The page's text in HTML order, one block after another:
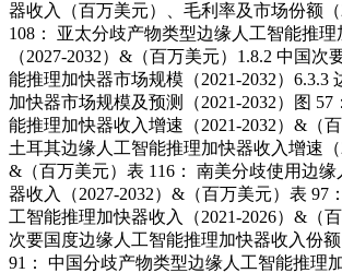
器收入（百万美元）、毛利率及市场份额（
108： 亚太分歧产物类型边缘人工智能推理
（2027-2032）&（百万美元）1.8.2 中国次
能推理加快器市场规模（2021-2032）6.3.3
加快器市场规模及预测（2021-2032）图 57
能推理加快器收入增速（2021-2032）&（
土耳其边缘人工智能推理加快器收入增速（
&（百万美元）表 116： 南美分歧使用边
器收入（2027-2032）&（百万美元）表 97
工智能推理加快器收入（2021-2026）&（
次要国度边缘人工智能推理加快器收入份额
91： 中国分歧产物类型边缘人工智能推理